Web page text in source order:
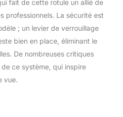
fait de cette rotule un allié de
professionnels. La sécurité est
; un levier de verrouillage
bien en place, éliminant le
De nombreuses critiques
ce système, qui inspire
vue.